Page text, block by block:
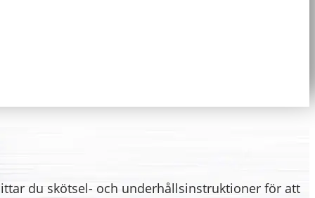
du skötsel- och underhållsinstruktioner för att